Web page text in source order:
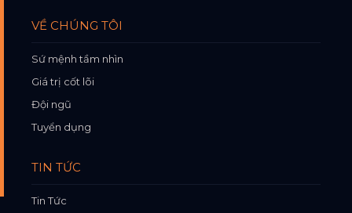
VỀ CHÚNG TÔI
Sứ mệnh tầm nhìn
Giá trị cốt lõi
Đội ngũ
Tuyển dụng
TIN TỨC
Tin Tức